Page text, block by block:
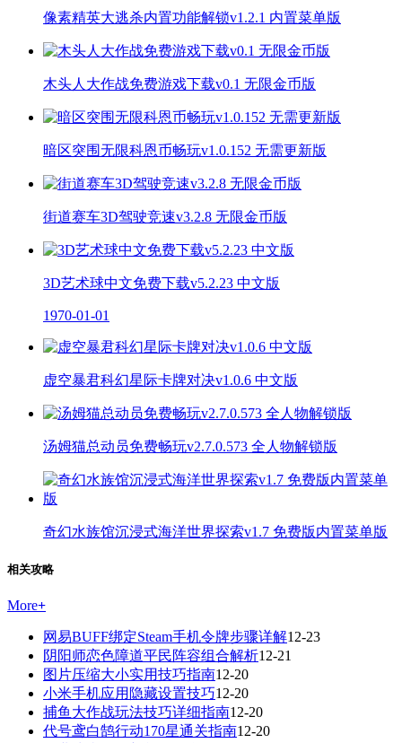
像素精英大逃杀内置功能解锁v1.2.1 内置菜单版
木头人大作战免费游戏下载v0.1 无限金币版
暗区突围无限科恩币畅玩v1.0.152 无需更新版
街道赛车3D驾驶竞速v3.2.8 无限金币版
3D艺术球中文免费下载v5.2.23 中文版
1970-01-01
虚空暴君科幻星际卡牌对决v1.0.6 中文版
汤姆猫总动员免费畅玩v2.7.0.573 全人物解锁版
奇幻水族馆沉浸式海洋世界探索v1.7 免费版内置菜单版
相关攻略
More+
网易BUFF绑定Steam手机令牌步骤详解12-23
阴阳师恋色障道平民阵容组合解析12-21
图片压缩大小实用技巧指南12-20
小米手机应用隐藏设置技巧12-20
捕鱼大作战玩法技巧详细指南12-20
代号鸢白鹄行动170星通关指南12-20